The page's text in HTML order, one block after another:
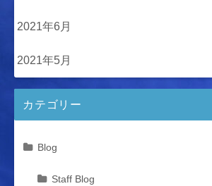
2021年6月
2021年5月
カテゴリー
Blog
Staff Blog